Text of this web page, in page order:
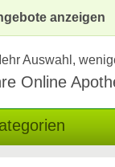
anzeigen
Auswahl,
Online